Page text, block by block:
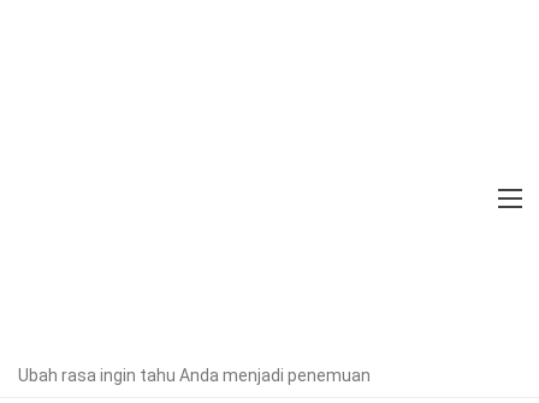
Ubah rasa ingin tahu Anda menjadi penemuan
31 Fakta Tentang Lubang Tanah
Modified & Updated:
15 Jan 2025